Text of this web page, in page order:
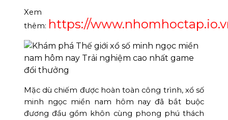
Xem
thêm: https://
Mặc dù chiếm được hoàn toàn công trình, xổ số
minh ngọc miền nam hôm nay đã bắt buộc
đương đầu gồm khôn cùng phong phú thách